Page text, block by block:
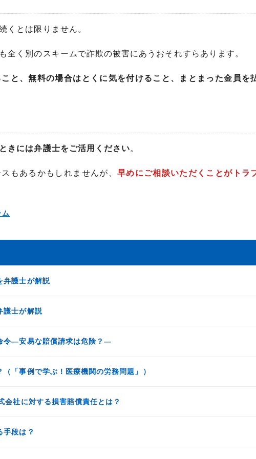
くとは限りません。
全く別のスキームで詐欺の被害にあうおそれすらあります。
と、無料の場合はとくに気を付けること、まとまった金員を
きには弁護士をご活用ください。
もあるかもしれませんが、 早めにご相談いただくことがトラ
弁護士が解説
護士が解説
令―安易な賠償請求は危険？―
「事例で学ぶ！医療機関の労務問題」）
社に対する損害賠償責任とは？
手段は？